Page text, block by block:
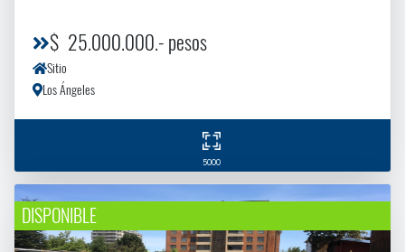
$ 25.000.000.- pesos
Sitio
Los Ángeles
5000
DISPONIBLE